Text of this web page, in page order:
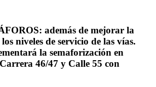
además de mejorar la
niveles de servicio de las vías.
la semaforización en
46/47 y Calle 55 con